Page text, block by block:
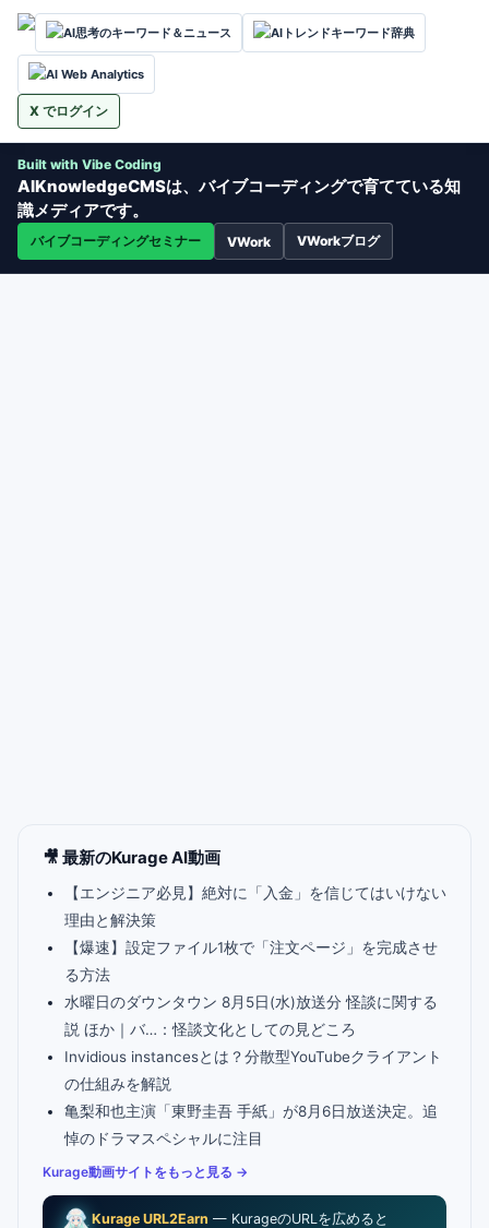
AI思考のキーワード＆ニュース AIトレンドキーワード辞典
AI Web Analytics
X でログイン
Built with Vibe Coding
AIKnowledgeCMSは、バイブコーディングで育てている知
識メディアです。
バイブコーディングセミナー VWork VWorkブログ
🎥 最新のKurage AI動画
【エンジニア必見】絶対に「入金」を信じてはいけない
理由と解決策
【爆速】設定ファイル1枚で「注文ページ」を完成させ
る方法
水曜日のダウンタウン 8月5日(水)放送分 怪談に関する
説 ほか｜バ…：怪談文化としての見どころ
Invidious instancesとは？分散型YouTubeクライアント
の仕組みを解説
亀梨和也主演「東野圭吾 手紙」が8月6日放送決定。追
悼のドラマスペシャルに注目
Kurage動画サイトをもっと見る →
Kurage URL2Earn — KurageのURLを広めると